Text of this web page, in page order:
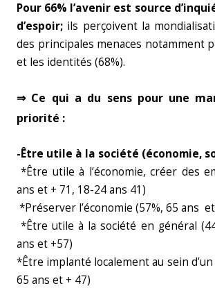
Pour 66% l’avenir est source
d’espoir; ils perçoivent la
des principales menaces notamment
et les identités (68%).
⇒ Ce qui a du sens pour une
priorité :
-Être utile à la société (économie,
*Être utile à l’économie, créer des
ans et + 71, 18-24 ans 41)
*Préserver l’économie (57%, 65 ans
*Être utile à la société en général
ans et +57)
*Être implanté localement au sein
65 ans et + 47)